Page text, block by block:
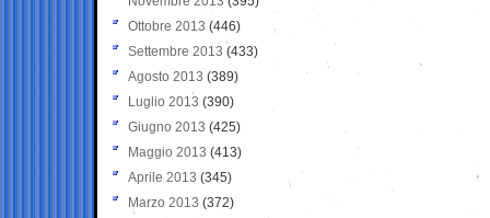
Ottobre 2013 (446)
Settembre 2013 (433)
Agosto 2013 (389)
Luglio 2013 (390)
Giugno 2013 (425)
Maggio 2013 (413)
Aprile 2013 (345)
Marzo 2013 (372)